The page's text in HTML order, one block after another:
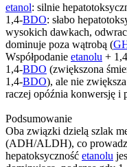
etanol: silnie
1,4-BDO: słabo
wysokich dawkach,
dominuje poza wątrobą (
Współpodanie etanolu +
1,4-BDO (zwiększona
1,4-BDO), ale nie
raczej opóźnia konwersję i
Podsumowanie
Oba związki dzielą szlak
(ADH/ALDH), co
hepatoksyczność etanolu